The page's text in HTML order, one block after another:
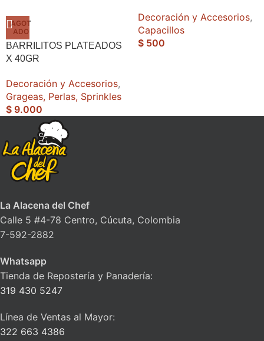
AGOT
ADO
BARRILITOS PLATEADOS
X 40GR
Decoración y Accesorios,
Grageas, Perlas, Sprinkles
$ 9.000
Decoración y Accesorios,
Capacillos
$ 500
La Alacena del Chef
Calle 5 #4-78 Centro, Cúcuta, Colombia
7-592-2882
Whatsapp
Tienda de Repostería y Panadería:
319 430 5247
Línea de Ventas al Mayor:
322 663 4386